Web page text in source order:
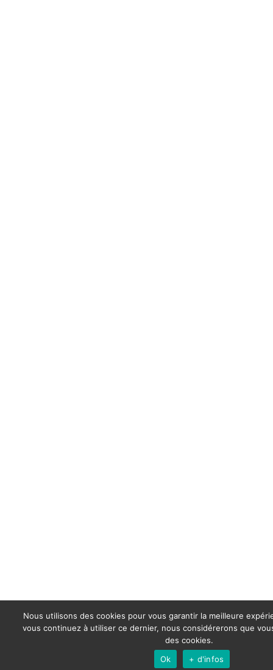
Nous utilisons des cookies pour vous garantir la meilleure
vous continuez à utiliser ce dernier, nous considérerons que
des cookies.
Ok
+ d'infos